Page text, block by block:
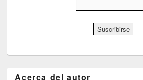
Acerca del autor